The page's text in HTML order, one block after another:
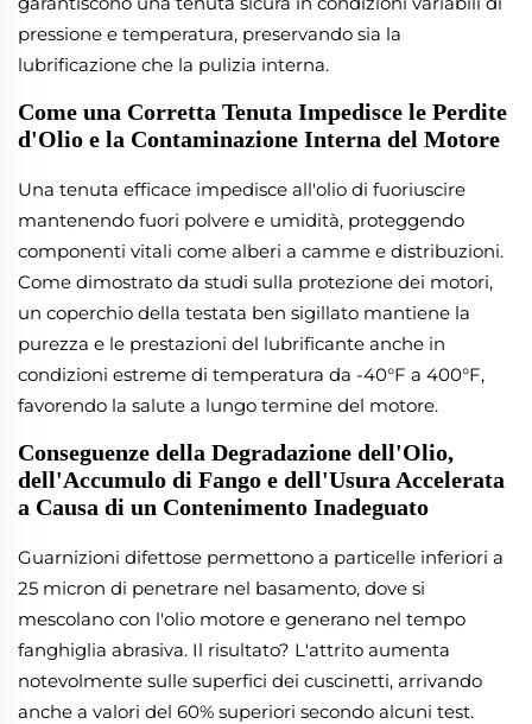
pressione e temperatura, preservando sia la
lubrificazione che la pulizia interna.
Come una Corretta Tenuta Impedisce le Perdite
d'Olio e la Contaminazione Interna del Motore
Una tenuta efficace impedisce all'olio di fuoriuscire
mantenendo fuori polvere e umidità, proteggendo
componenti vitali come alberi a camme e distribuzioni.
Come dimostrato da studi sulla protezione dei motori,
un coperchio della testata ben sigillato mantiene la
purezza e le prestazioni del lubrificante anche in
condizioni estreme di temperatura da -40°F a 400°F,
favorendo la salute a lungo termine del motore.
Conseguenze della Degradazione dell'Olio,
dell'Accumulo di Fango e dell'Usura Accelerata
a Causa di un Contenimento Inadeguato
Guarnizioni difettose permettono a particelle inferiori a
25 micron di penetrare nel basamento, dove si
mescolano con l'olio motore e generano nel tempo
fanghiglia abrasiva. Il risultato? L'attrito aumenta
notevolmente sulle superfici dei cuscinetti, arrivando
anche a valori del 60% superiori secondo alcuni test.